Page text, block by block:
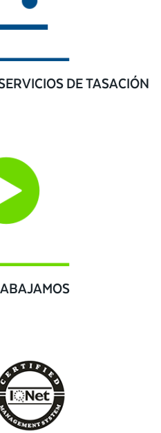
DE TASACIÓN